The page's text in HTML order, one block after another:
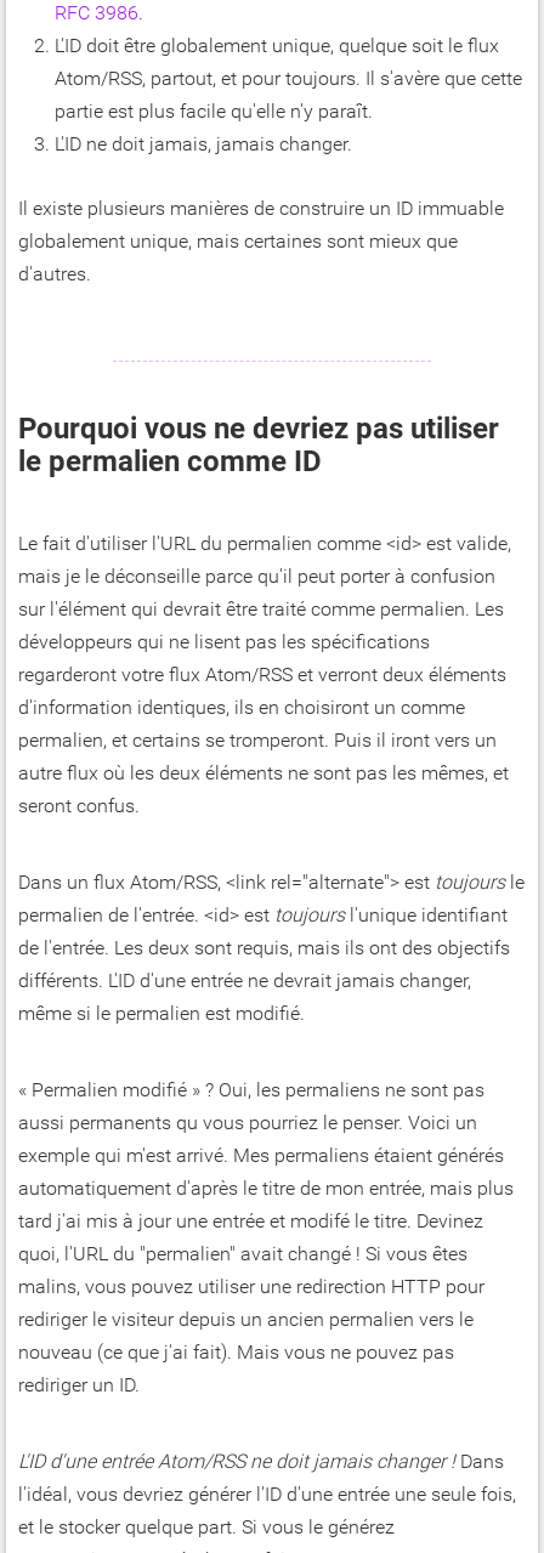
RFC 3986.
L'ID doit être globalement unique, quelque soit le flux
Atom/RSS, partout, et pour toujours. Il s'avère que cette
partie est plus facile qu'elle n'y paraît.
L'ID ne doit jamais, jamais changer.
Il existe plusieurs manières de construire un ID immuable
globalement unique, mais certaines sont mieux que
d'autres.
Pourquoi vous ne devriez pas utiliser
le permalien comme ID
Le fait d'utiliser l'URL du permalien comme <id> est valide,
mais je le déconseille parce qu'il peut porter à confusion
sur l'élément qui devrait être traité comme permalien. Les
développeurs qui ne lisent pas les spécifications
regarderont votre flux Atom/RSS et verront deux éléments
d'information identiques, ils en choisiront un comme
permalien, et certains se tromperont. Puis il iront vers un
autre flux où les deux éléments ne sont pas les mêmes, et
seront confus.
Dans un flux Atom/RSS, <link rel="alternate"> est toujoursle
permalien de l'entrée. <id> est toujoursl'unique identifiant
de l'entrée. Les deux sont requis, mais ils ont des objectifs
différents. L'ID d'une entrée ne devrait jamais changer,
même si le permalien est modifié.
« Permalien modifié » ? Oui, les permaliens ne sont pas
aussi permanents qu vous pourriez le penser. Voici un
exemple qui m'est arrivé. Mes permaliens étaient générés
automatiquement d'après le titre de mon entrée, mais plus
tard j'ai mis à jour une entrée et modifé le titre. Devinez
quoi, l'URL du "permalien" avait changé ! Si vous êtes
malins, vous pouvez utiliser une redirection HTTP pour
rediriger le visiteur depuis un ancien permalien vers le
nouveau (ce que j'ai fait). Mais vous ne pouvez pas
rediriger un ID.
L'ID d'une entrée Atom/RSS ne doit jamais changer !Dans
l'idéal, vous devriez générer l'ID d'une entrée une seule fois,
et le stocker quelque part. Si vous le générez